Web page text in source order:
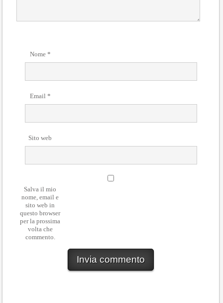
Nome *
Email *
Sito web
Salva il mio
nome, email e
sito web in
questo browser
per la prossima
volta che
commento.